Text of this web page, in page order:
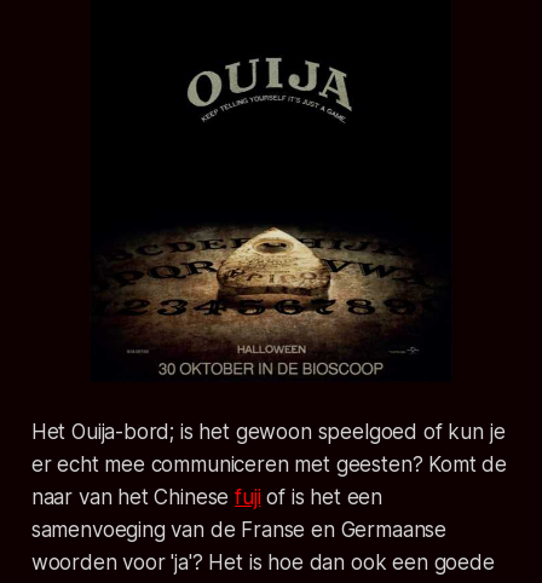
Het Ouija-bord; is het gewoon speelgoed of kun je
er echt mee communiceren met geesten? Komt de
naar van het Chinesefujiof is het een
samenvoeging van de Franse en Germaanse
woorden voor 'ja'? Het is hoe dan ook een goede